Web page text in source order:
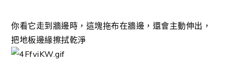
你看它走到牆邊時，這塊拖布在牆邊，還會主動伸出，
把地板邊緣擦拭乾淨